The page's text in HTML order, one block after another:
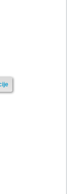
cenu za Baštenski
set PLEASURE,
cene za Baštenski
prodavcem, kao i
iz akcije Forma Ideale
da pre kupovine